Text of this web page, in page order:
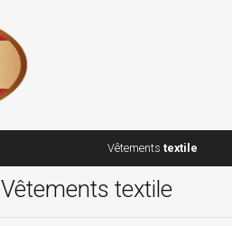
Vêtements textile
Vêtements textile